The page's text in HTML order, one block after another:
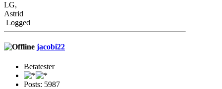
LG,
Astrid
Logged
jacobi22
Betatester
Posts: 5987